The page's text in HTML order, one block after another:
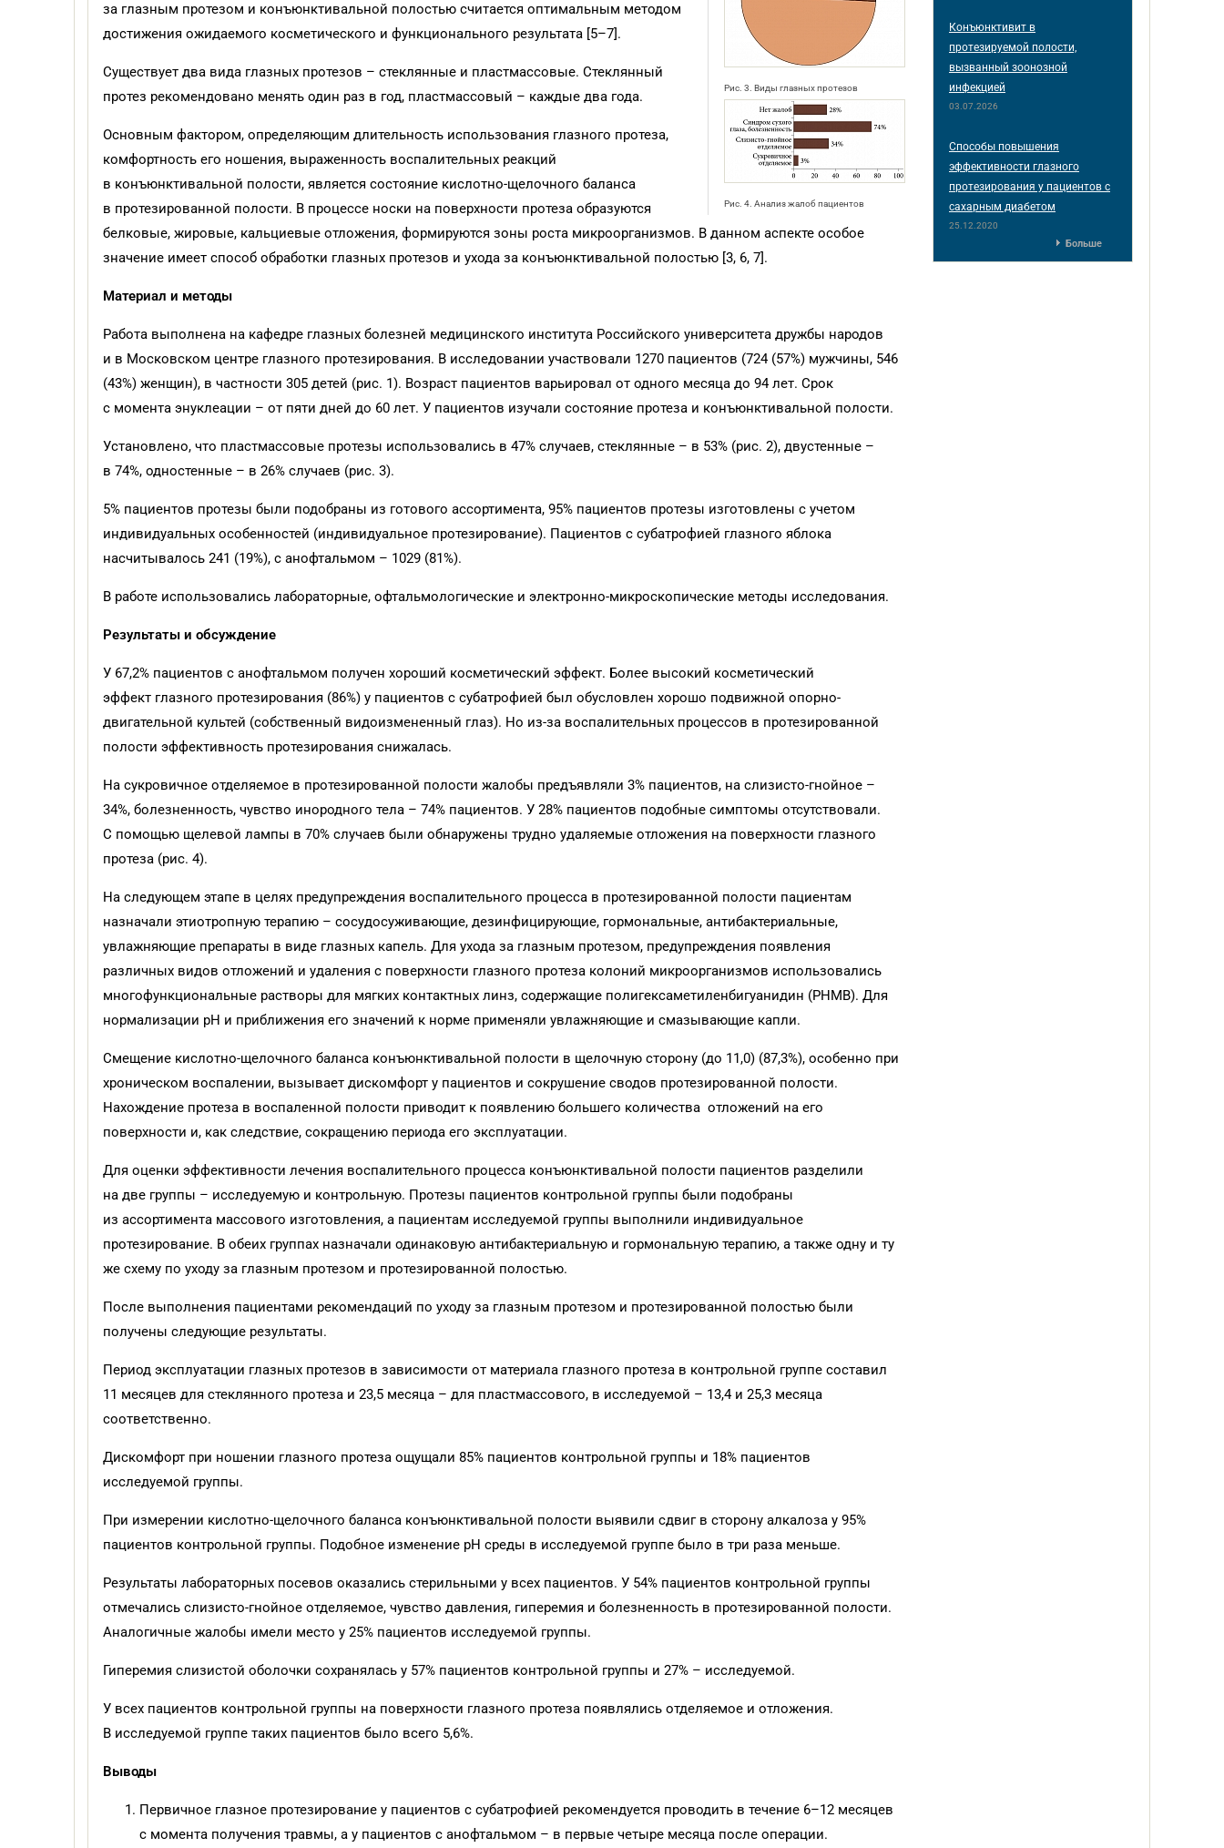
Рис. 3. Виды глазных протезов
Рис. 4. Анализ жалоб пациентов
за глазным протезом и конъюнктивальной полостью считается оптимальным методом
достижения ожидаемого косметического и функционального результата [5–7].
Существует два вида глазных протезов – стеклянные и пластмассовые. Стеклянный
протез рекомендовано менять один раз в год, пластмассовый – каждые два года.
Основным фактором, определяющим длительность использования глазного протеза,
комфортность его ношения, выраженность воспалительных реакций
в конъюнктивальной полости, является состояние кислотно-щелочного баланса
в протезированной полости. В процессе носки на поверхности протеза образуются
белковые, жировые, кальциевые отложения, формируются зоны роста микроорганизмов. В данном аспекте особое
значение имеет способ обработки глазных протезов и ухода за конъюнктивальной полостью [3, 6, 7].
Материал и методы
Работа выполнена на кафедре глазных болезней медицинского института Российского университета дружбы народов
и в Московском центре глазного протезирования. В исследовании участвовали 1270 пациентов (724 (57%) мужчины, 546
(43%) женщин), в частности 305 детей (рис. 1). Возраст пациентов варьировал от одного месяца до 94 лет. Срок
с момента энуклеации – от пяти дней до 60 лет. У пациентов изучали состояние протеза и конъюнктивальной полости.
Установлено, что пластмассовые протезы использовались в 47% случаев, стеклянные – в 53% (рис. 2), двустенные –
в 74%, одностенные – в 26% случаев (рис. 3).
5% пациентов протезы были подобраны из готового ассортимента, 95% пациентов протезы изготовлены с учетом
индивидуальных особенностей (индивидуальное протезирование). Пациентов с субатрофией глазного яблока
насчитывалось 241 (19%), с анофтальмом – 1029 (81%).
В работе использовались лaбopаторные, офтальмологические и электронно-микроскопические методы исследования.
Результаты и обсуждение
У 67,2% пациентов с анофтальмом получен хороший косметический эффект. Более высокий косметический
эффект глазного протезирования (86%) у пациентов с субатрофией был обусловлен хорошо подвижной опорно-
двигательной культей (собственный видоизмененный глаз). Но из-за воспалительных процессов в протезированной
полости эффективность протезирования снижалась.
На сукровичное отделяемое в протезированной полости жалобы предъявляли 3% пациентов, на слизисто-гнойное –
34%, болезненность, чувство инородного тела – 74% пациентов. У 28% пациентов подобные симптомы отсутствовали.
С помощью щелевой лампы в 70% случаев были обнаружены трудно удаляемые отложения на поверхности глазного
протеза (рис. 4).
На следующем этапе в целях предупреждения воспалительного процесса в протезированной полости пациентам
назначали этиотропную терапию – сосудосуживающие, дезинфицирующие, гормональные, антибактериальные,
увлажняющие препараты в виде глазных капель. Для ухода за глазным протезом, предупреждения появления
различных видов отложений и удаления с поверхности глазного протеза колоний микроорганизмов использовались
многофункциональные растворы для мягких контактных линз, содержащие полигексаметиленбигуанидин (PHMB). Для
нормализации рН и приближения его значений к норме применяли увлажняющие и смазывающие капли.
Смещение кислотно-щелочного баланса конъюнктивальной полости в щелочную сторону (до 11,0) (87,3%), особенно при
хроническом воспалении, вызывает дискомфорт у пациентов и сокрушение сводов протезированной полости.
Нахождение протеза в воспаленной полости приводит к появлению большего количества отложений на его
поверхности и, как следствие, сокращению периода его эксплуатации.
Для оценки эффективности лечения воспалительного процесса конъюнктивальной полости пациентов разделили
на две группы – исследуемую и контрольную. Протезы пациентов контрольной группы были подобраны
из ассортимента массового изготовления, а пациентам исследуемой группы выполнили индивидуальное
протезирование. В обеих группах назначали одинаковую антибактериальную и гормональную терапию, а также одну и ту
же схему по уходу за глазным протезом и протезированной полостью.
После выполнения пациентами рекомендаций по уходу за глазным протезом и протезированной полостью были
получены следующие результаты.
Период эксплуатации глазных протезов в зависимости от материала глазного протеза в контрольной группе составил
11 месяцев для стеклянного протеза и 23,5 месяца – для пластмассового, в исследуемой – 13,4 и 25,3 месяца
соответственно.
Дискомфорт при ношении глазного протеза ощущали 85% пациентов контрольной группы и 18% пациентов
исследуемой группы.
При измерении кислотно-щелочного баланса конъюнктивальной полости выявили сдвиг в сторону алкалоза у 95%
пациентов контрольной группы. Подобное изменение рН среды в исследуемой группе было в три раза меньше.
Результаты лабораторных посевов оказались стерильными у всех пациентов. У 54% пациентов контрольной группы
отмечались слизисто-гнойное отделяемое, чувство давления, гиперемия и болезненность в протезированной полости.
Аналогичные жалобы имели место у 25% пациентов исследуемой группы.
Гиперемия слизистой оболочки сохранялась у 57% пациентов контрольной группы и 27% – исследуемой.
У всех пациентов контрольной группы на поверхности глазного протеза появлялись отделяемое и отложения.
В исследуемой группе таких пациентов было всего 5,6%.
Выводы
Первичное глазное протезирование у пациентов с субатрофией рекомендуется проводить в течение 6–12 месяцев
с момента получения травмы, а у пациентов с анофтальмом – в первые четыре месяца после операции.
Конъюнктивит в
протезируемой полости,
вызванный зоонозной
инфекцией
03.07.2026
Способы повышения
эффективности глазного
протезирования у пациентов с
сахарным диабетом
25.12.2020
Больше